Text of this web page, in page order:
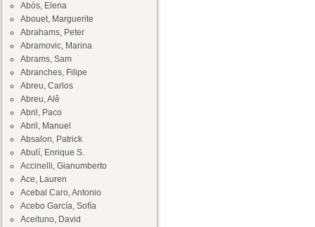
Abós, Elena
Abouet, Marguerite
Abrahams, Peter
Abramovic, Marina
Abrams, Sam
Abranches, Filipe
Abreu, Carlos
Abreu, Alê
Abril, Paco
Abril, Manuel
Absalon, Patrick
Abulí, Enrique S.
Accinelli, Gianumberto
Ace, Lauren
Acebal Caro, Antonio
Acebo García, Sofía
Aceituno, David